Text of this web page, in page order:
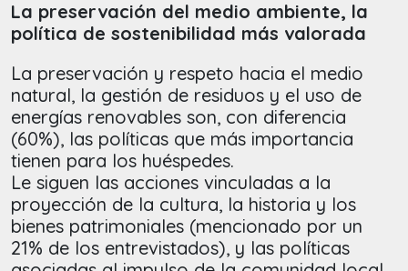
La preservación del medio ambiente, la
política de sostenibilidad más valorada
La preservación y respeto hacia el medio
natural, la gestión de residuos y el uso de
energías renovables son, con diferencia
(60%), las políticas que más importancia
tienen para los huéspedes.
Le siguen las acciones vinculadas a la
proyección de la cultura, la historia y los
bienes patrimoniales (mencionado por un
21% de los entrevistados), y las políticas